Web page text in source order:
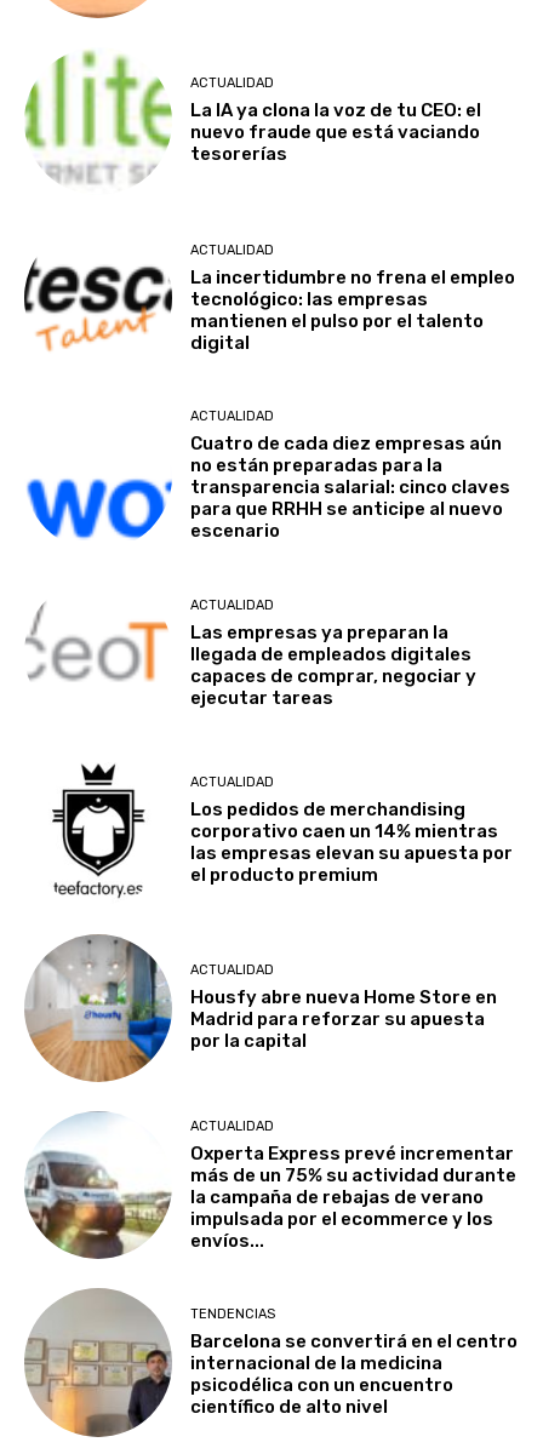
ACTUALIDAD
La IA ya clona la voz de tu CEO: el
nuevo fraude que está vaciando
tesorerías
ACTUALIDAD
La incertidumbre no frena el empleo
tecnológico: las empresas
mantienen el pulso por el talento
digital
ACTUALIDAD
Cuatro de cada diez empresas aún
no están preparadas para la
transparencia salarial: cinco claves
para que RRHH se anticipe al nuevo
escenario
ACTUALIDAD
Las empresas ya preparan la
llegada de empleados digitales
capaces de comprar, negociar y
ejecutar tareas
ACTUALIDAD
Los pedidos de merchandising
corporativo caen un 14% mientras
las empresas elevan su apuesta por
el producto premium
ACTUALIDAD
Housfy abre nueva Home Store en
Madrid para reforzar su apuesta
por la capital
ACTUALIDAD
Oxperta Express prevé incrementar
más de un 75% su actividad durante
la campaña de rebajas de verano
impulsada por el ecommerce y los
envíos...
TENDENCIAS
Barcelona se convertirá en el centro
internacional de la medicina
psicodélica con un encuentro
científico de alto nivel